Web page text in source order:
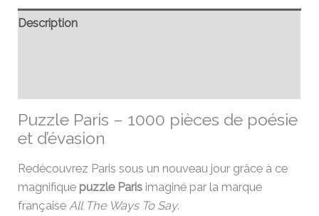
Description
Puzzle Paris – 1000 pièces de poésie
et d’évasion
Redécouvrez Paris sous un nouveau jour grâce à ce
magnifique puzzle Paris imaginé par la marque
française All The Ways To Say.